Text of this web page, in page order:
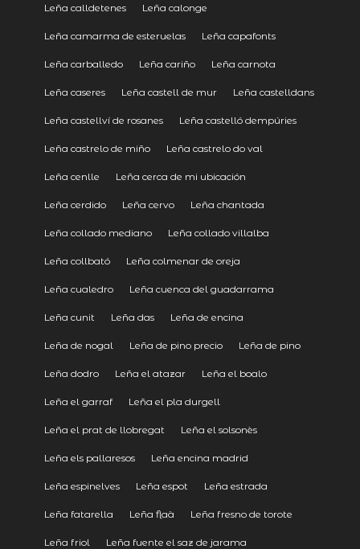
Leña calldetenes Leña calonge
Leña camarma de esteruelas Leña capafonts
Leña carballedo Leña cariño Leña carnota
Leña caseres Leña castell de mur Leña castelldans
Leña castellví de rosanes Leña castelló dempúries
Leña castrelo de miño Leña castrelo do val
Leña cenlle Leña cerca de mi ubicación
Leña cerdido Leña cervo Leña chantada
Leña collado mediano Leña collado villalba
Leña collbató Leña colmenar de oreja
Leña cualedro Leña cuenca del guadarrama
Leña cunit Leña das Leña de encina
Leña de nogal Leña de pino precio Leña de pino
Leña dodro Leña el atazar Leña el boalo
Leña el garraf Leña el pla durgell
Leña el prat de llobregat Leña el solsonès
Leña els pallaresos Leña encina madrid
Leña espinelves Leña espot Leña estrada
Leña fatarella Leña flaà Leña fresno de torote
Leña friol Leña fuente el saz de jarama